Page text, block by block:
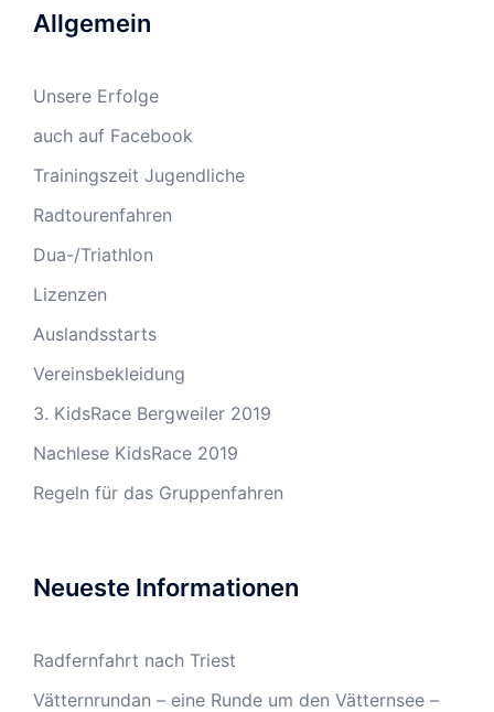
Allgemein
Unsere Erfolge
auch auf Facebook
Trainingszeit Jugendliche
Radtourenfahren
Dua-/Triathlon
Lizenzen
Auslandsstarts
Vereinsbekleidung
3. KidsRace Bergweiler 2019
Nachlese KidsRace 2019
Regeln für das Gruppenfahren
Neueste Informationen
Radfernfahrt nach Triest
Vätternrundan – eine Runde um den Vätternsee –